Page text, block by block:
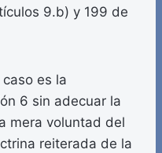
9.b) y 199 de
es la
6 sin adecuar la
mera voluntad del
reiterada de la